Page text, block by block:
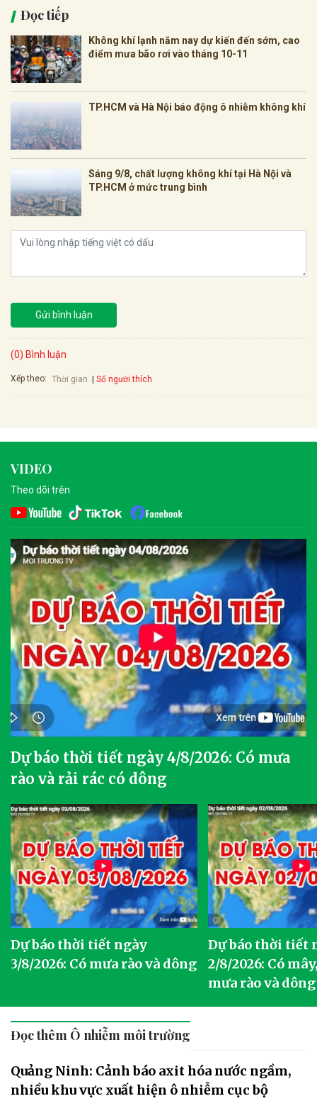
Đọc tiếp
Không khí lạnh năm nay dự kiến đến sớm, cao
điểm mưa bão rơi vào tháng 10-11
TP.HCM và Hà Nội báo động ô nhiễm không khí
Sáng 9/8, chất lượng không khí tại Hà Nội và
TP.HCM ở mức trung bình
Gửi bình luận
(0) Bình luận
Xếp theo: Thời gian Số người thích
VIDEO
Theo dõi trên
Dự báo thời tiết ngày 4/8/2026: Có mưa
rào và rải rác có dông
Dự báo thời tiết ngày
3/8/2026: Có mưa rào và dông
Dự báo thời tiết
2/8/2026: Có
mưa rào và dông
Đọc thêm Ô nhiễm môi trường
Quảng Ninh: Cảnh báo axit hóa nước ngầm,
nhiều khu vực xuất hiện ô nhiễm cục bộ